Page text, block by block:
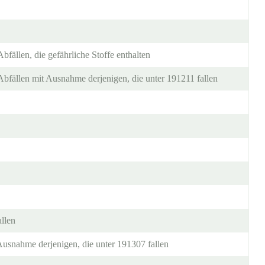
die gefährliche Stoffe enthalten
mit Ausnahme derjenigen, die unter 191211 fallen
derjenigen, die unter 191307 fallen